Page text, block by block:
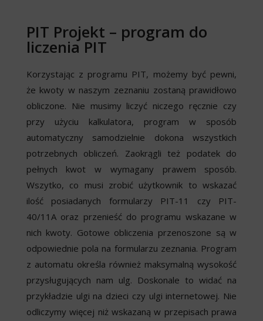
PIT Projekt – program do
liczenia PIT
Korzystając z programu PIT, możemy być pewni,
że kwoty w naszym zeznaniu zostaną prawidłowo
obliczone. Nie musimy liczyć niczego ręcznie czy
przy użyciu kalkulatora, program w sposób
automatyczny samodzielnie dokona wszystkich
potrzebnych obliczeń. Zaokrągli też podatek do
pełnych kwot w wymagany prawem sposób.
Wszytko, co musi zrobić użytkownik to wskazać
ilość posiadanych formularzy PIT-11 czy PIT-
40/11A oraz przenieść do programu wskazane w
nich kwoty. Gotowe obliczenia przenoszone są w
odpowiednie pola na formularzu zeznania. Program
z automatu określa również maksymalną wysokość
przysługujących nam ulg. Doskonale to widać na
przykładzie ulgi na dzieci czy ulgi internetowej. Nie
odliczymy więcej niż wskazaną w przepisach prawa